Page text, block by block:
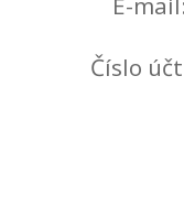
Číslo